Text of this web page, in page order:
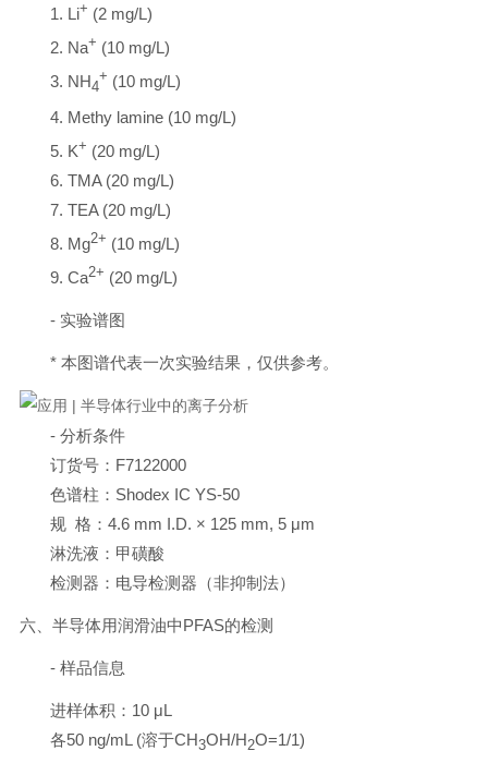
1. Li+ (2 mg/L)
2. Na+ (10 mg/L)
3. NH4
+ (10 mg/L)
4. Methy lamine (10 mg/L)
5. K+ (20 mg/L)
6. TMA (20 mg/L)
7. TEA (20 mg/L)
8. Mg2+ (10 mg/L)
9. Ca2+ (20 mg/L)
- 实验谱图
* 本图谱代表一次实验结果，仅供参考。
- 分析条件
订货号：F7122000
色谱柱：Shodex IC YS-50
规 格：4.6 mm I.D. × 125 mm, 5 μm
淋洗液：甲磺酸
检测器：电导检测器（非抑制法）
六、半导体用润滑油中PFAS的检测
- 样品信息
进样体积：10 μL
各50 ng/mL (溶于CH3OH/H2O=1/1)